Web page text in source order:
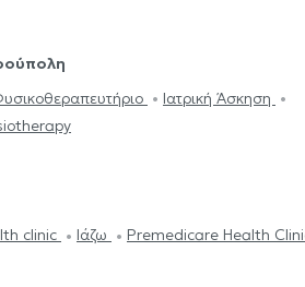
Ιατρική Άσκηση
Physiotherapy
clinic Ιάζω
Premedicare Health